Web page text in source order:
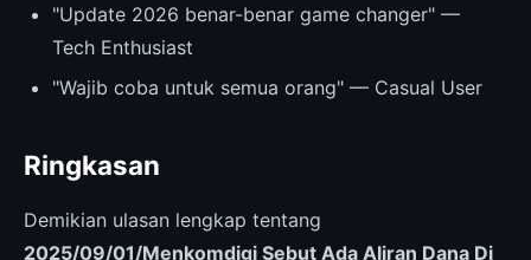
"Update 2026 benar-benar game changer" —
Tech Enthusiast
"Wajib coba untuk semua orang" — Casual User
Ringkasan
Demikian ulasan lengkap tentang
2025/09/01/Menkomdigi Sebut Ada Aliran Dana Di